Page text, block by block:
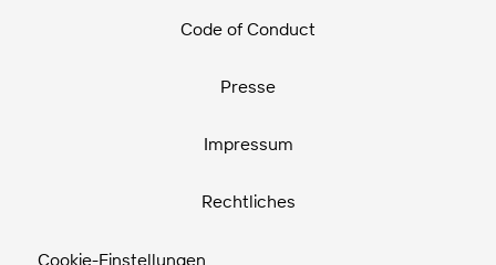
Code of Conduct
Presse
Impressum
Rechtliches
Cookie-Einstellungen